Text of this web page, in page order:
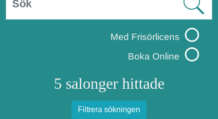
Med Frisörlicens
Boka Online
5 salonger hittade
Filtrera sökningen